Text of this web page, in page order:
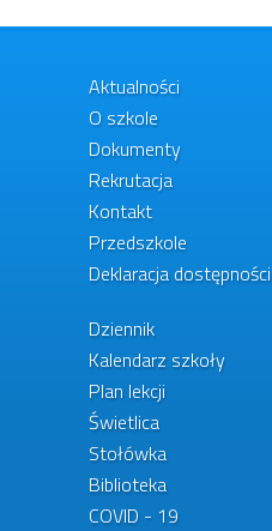
Aktualności
O szkole
Dokumenty
Rekrutacja
Kontakt
Przedszkole
Deklaracja dostępności
Dziennik
Kalendarz szkoły
Plan lekcji
Świetlica
Stołówka
Biblioteka
COVID - 19